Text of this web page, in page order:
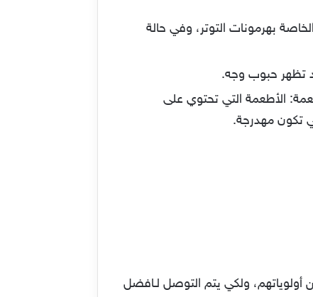
بهرمونات التوتر، وفي حالة
تظهر حبوب وجه.
الأطعمة التي تحتوي على
تكون مهدرجة.
ولكي يتم التوصل لـافضل